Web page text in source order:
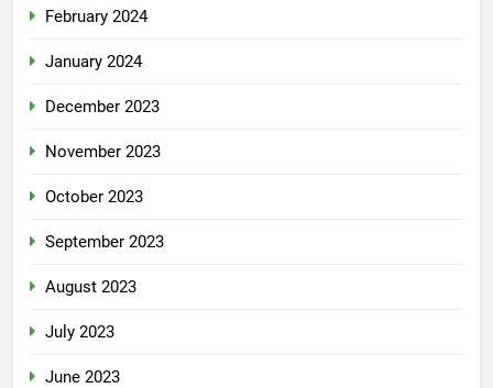
February 2024
January 2024
December 2023
November 2023
October 2023
September 2023
August 2023
July 2023
June 2023